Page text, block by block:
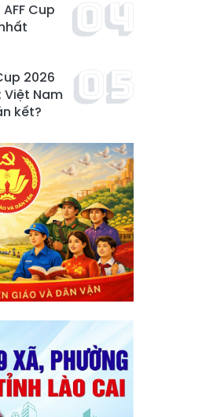
Cup
2026
Việt Nam
kết?